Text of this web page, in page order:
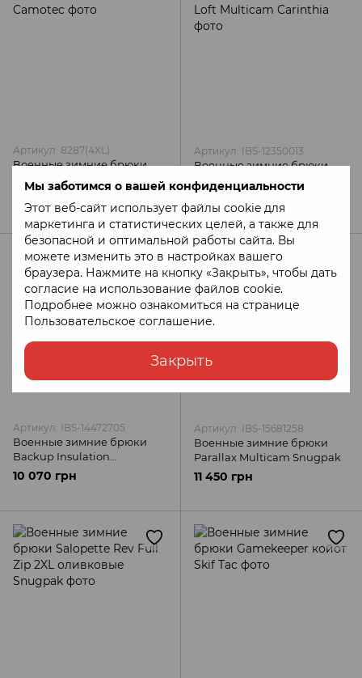
Мы заботимся о вашей конфиденциальности
Этот веб-сайт использует файлы cookie для
маркетинга и статистических целей, а также для
безопасной и оптимальной работы сайта. Вы
можете изменить это в настройках вашего
браузера. Нажмите на кнопку «Закрыть», чтобы дать
согласие на использование файлов cookie.
Подробнее можно ознакомиться на странице
Пользовательское соглашение.
Закрыть
Артикул: 8287(4XL)
Военные зимние брюки
Vent 2 0 черные Camotec
Артикул: IBS-12350013
Военные зимние брюки
MIG 4 0 Trousers G-Loft
Multicam Carinthia
Артикул: IBS-14472705
Военные зимние брюки
Backup Insulation
оливковые Blaser Active
10 070 грн
Артикул: IBS-15681258
Военные зимние брюки
Parallax Multicam Snugpak
11 450 грн